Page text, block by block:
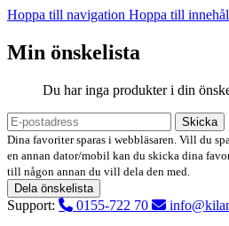
Hoppa till navigation Hoppa till
Min önskelista
Du har inga produkter i din
Skicka
Dina favoriter sparas i webbläsaren. Vill du
en annan dator/mobil kan du skicka dina
till någon annan du vill dela den med.
Dela önskelista
Support: 0155-722 70